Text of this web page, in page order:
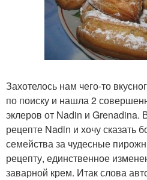
Захотелось нам чего-то
по поиску и нашла 2
эклеров от Nadin и
рецепте Nadin и хочу сказать
семейства за чудесные
рецепту, единственное
заварной крем. Итак слова